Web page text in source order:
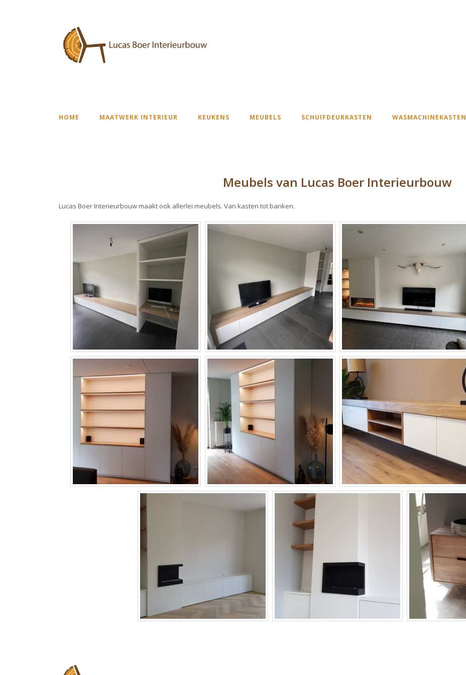
HOME MAATWERK INTERIEUR KEUKENS MEUBELS SCHUIFDEURKASTEN WASMACHINEKASTEN
Meubels van Lucas Boer Interieurbouw
Lucas Boer Interieurbouw maakt ook allerlei meubels. Van kasten tot banken.